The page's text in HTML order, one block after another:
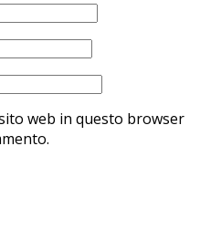
web in questo browser